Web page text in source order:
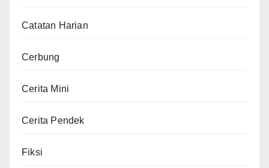
Catatan Harian
Cerbung
Cerita Mini
Cerita Pendek
Fiksi